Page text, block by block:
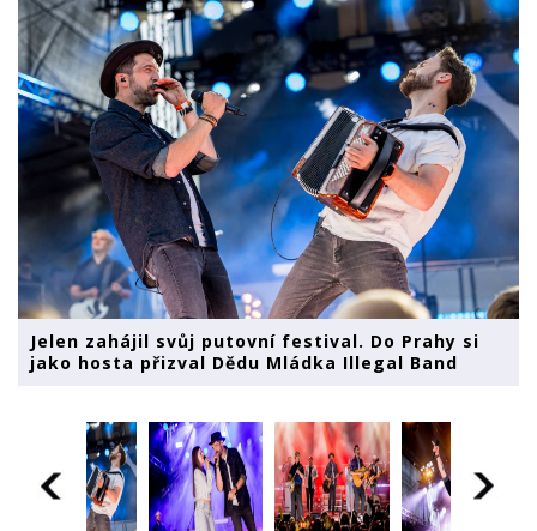
Jelen zahájil svůj putovní festival. Do Prahy si
jako hosta přizval Dědu Mládka Illegal Band